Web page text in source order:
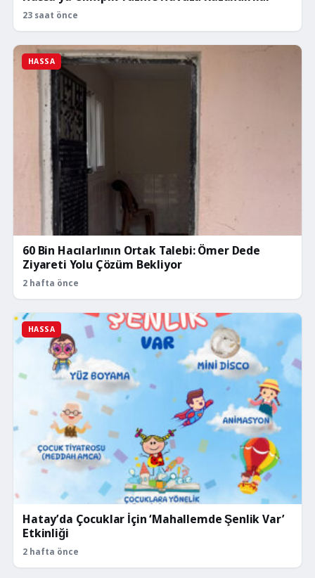
23 saat önce
HASSA
60 Bin Hacılarlının Ortak Talebi: Ömer Dede
Ziyareti Yolu Çözüm Bekliyor
2 hafta önce
HASSA
Hatay’da Çocuklar İçin ‘Mahallemde Şenlik Var’
Etkinliği
2 hafta önce